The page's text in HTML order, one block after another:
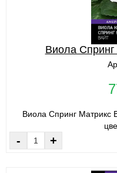
Виола Спринг
Виола Спринг Матрикс
- +